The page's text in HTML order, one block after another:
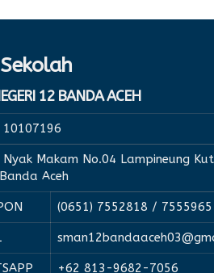
12 BANDA ACEH
10107196
Nyak Makam No.04 Lampineung
Aceh
(0651) 7552818 / 7555965
+62 813-9682-7056